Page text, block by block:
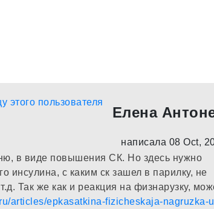
Елена
написала 08 Oct,
в виде повышения СК. Но здесь нужно
инсулина, с каким ск зашел в парилку, не
Так же как и реакция на физнарузку,
articles/epkasatkina-fizicheskaja-nagruzka-